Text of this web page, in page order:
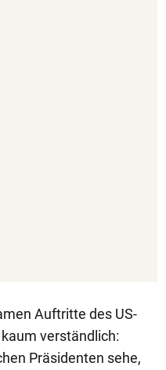
Auftritte des US-
verständlich:
Präsidenten sehe,